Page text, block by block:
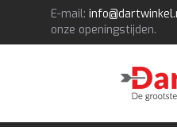
Doorgaan naar artikel
E-mail:
onze openingstijden.